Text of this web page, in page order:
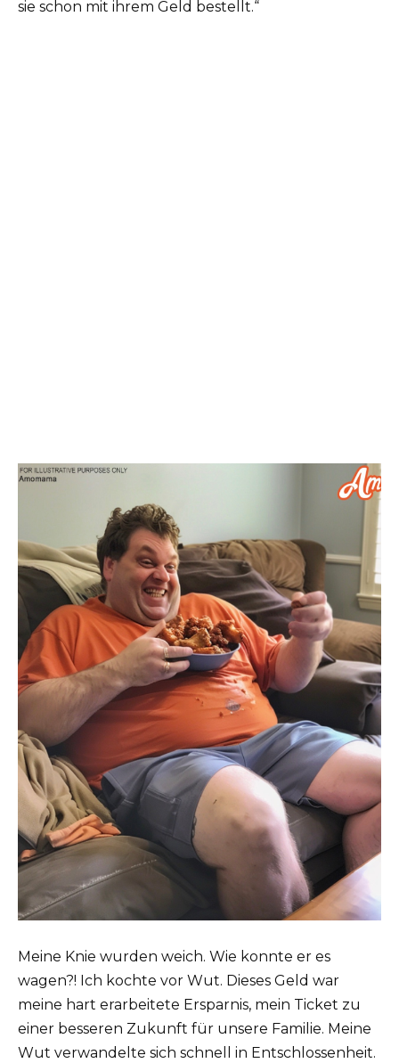
sie schon mit ihrem Geld bestellt.“
Meine Knie wurden weich. Wie konnte er es
wagen?! Ich kochte vor Wut. Dieses Geld war
meine hart erarbeitete Ersparnis, mein Ticket zu
einer besseren Zukunft für unsere Familie. Meine
Wut verwandelte sich schnell in Entschlossenheit.